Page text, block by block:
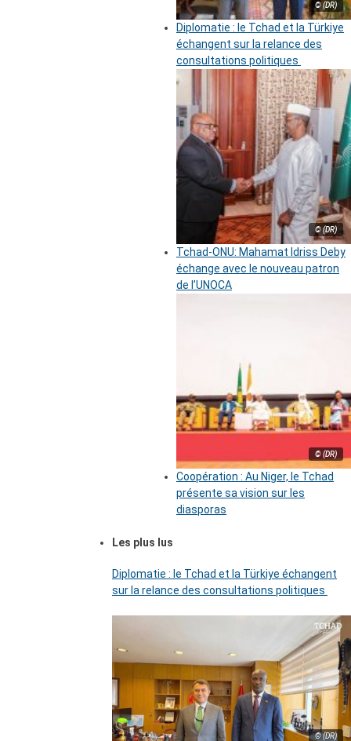
© (DR)
Diplomatie : le Tchad et la Türkiye
échangent sur la relance des
consultations politiques
© (DR)
Tchad-ONU: Mahamat Idriss Deby
échange avec le nouveau patron
de l’UNOCA
© (DR)
Coopération : Au Niger, le Tchad
présente sa vision sur les
diasporas
Les plus lus
Diplomatie : le Tchad et la Türkiye échangent
sur la relance des consultations politiques
© (DR)